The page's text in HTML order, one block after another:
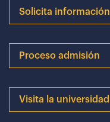
Solicita información
Proceso admisión
Visita la universidad